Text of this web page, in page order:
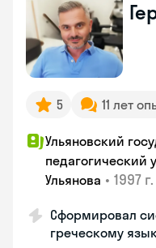
5 11 лет
Ульяновский
педагогический
Ульянова • 1997 г.
Сформировал
греческому